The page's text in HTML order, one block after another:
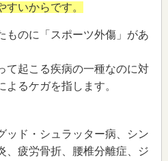
いからです。
ものに「スポーツ外傷」があ
て起こる疾病の一種なのに対
よるケガを指します。
ッド・シュラッター病、シン
、疲労骨折、腰椎分離症、ジ